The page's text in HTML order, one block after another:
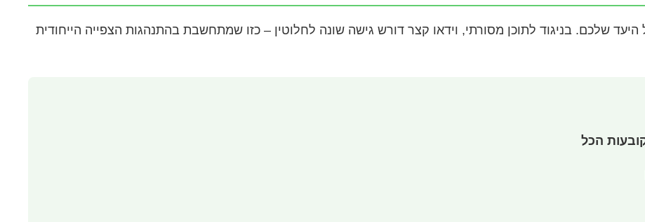
שלכם. בניגוד לתוכן מסורתי, וידאו קצר דורש גישה שונה לחלוטין – כזו שמתחשבת בהתנהגות הצפייה הייחודית
הכל